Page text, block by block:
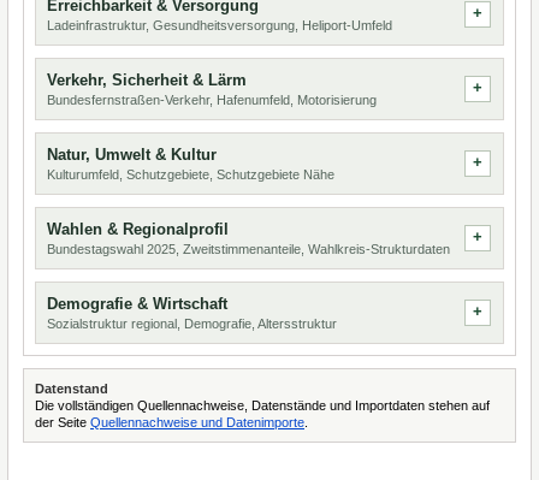
Erreichbarkeit & Versorgung
Ladeinfrastruktur, Gesundheitsversorgung, Heliport-Umfeld
Verkehr, Sicherheit & Lärm
Bundesfernstraßen-Verkehr, Hafenumfeld, Motorisierung
Natur, Umwelt & Kultur
Kulturumfeld, Schutzgebiete, Schutzgebiete Nähe
Wahlen & Regionalprofil
Bundestagswahl 2025, Zweitstimmenanteile, Wahlkreis-Strukturdaten
Demografie & Wirtschaft
Sozialstruktur regional, Demografie, Altersstruktur
Datenstand
Die vollständigen Quellennachweise, Datenstände und Importdaten stehen auf
der Seite Quellennachweise und Datenimporte